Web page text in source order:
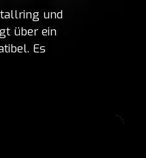
und
über ein
Es